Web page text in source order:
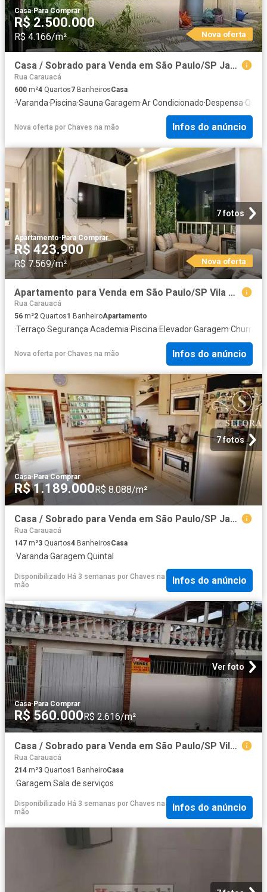
Casa·Para Comprar
R$ 2.500.000
R$ 4.166/m² Nova oferta
Casa / Sobrado para Venda em São Paulo/SP Jardim da Saude 4 Quartos
Rua Carauacá
600 m²4 Quartos7 BanheirosCasa
·Varanda·Piscina·Sauna·Garagem·Ar Condicionado·Despensa·
Nova oferta por Chaves na mão Infos do anúncio
7 fotos
Apartamento·Para Comprar
R$ 423.900
R$ 7.569/m² Nova oferta
Apartamento para Venda em São Paulo/SP Vila Moraes 2 Quartos
Rua Carauacá
56 m²2 Quartos1 BanheiroApartamento
·Terraço·Segurança·Academia·Piscina·Elevador·Garagem·
Nova oferta por Chaves na mão Infos do anúncio
7 fotos
Casa· Para Comprar
R$ 1.189.000R$ 8.088/m²
Casa / Sobrado para Venda em São Paulo/SP Jardim da Saude 3 Quartos
Rua Carauacá
147 m²3 Quartos4 BanheirosCasa
·Varanda·Garagem·Quintal
Disponibilizado Há 3 semanas por Chaves na
mão
Infos do anúncio
Ver foto
Casa·Para Comprar
R$ 560.000R$ 2.616/m²
Casa / Sobrado para Venda em São Paulo/SP Vila Prudente 3 Quartos
Rua Carauacá
214 m²3 Quartos1 BanheiroCasa
·Garagem·Sala de serviços
Disponibilizado Há 3 semanas por Chaves na
mão
Infos do anúncio